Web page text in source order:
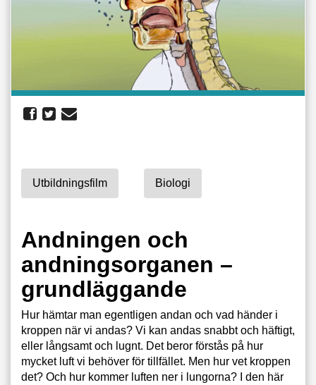
Utbildningsfilm Biologi
Andningen och
andningsorganen –
grundläggande
Hur hämtar man egentligen andan och vad händer i
kroppen när vi andas? Vi kan andas snabbt och häftigt,
eller långsamt och lugnt. Det beror förstås på hur
mycket luft vi behöver för tillfället. Men hur vet kroppen
det? Och hur kommer luften ner i lungorna? I den här